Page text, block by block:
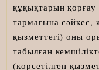
құқықтарын
тармағына сәйкес,
қызметтегі) оны
табылған
(көрсетілген